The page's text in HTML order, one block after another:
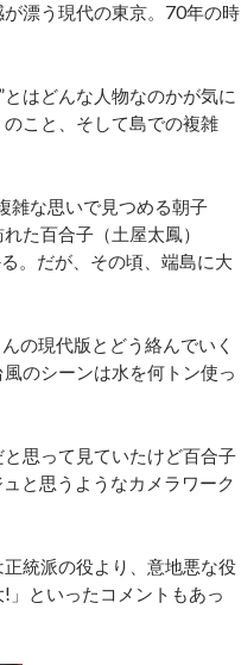
漂う現代の東京。70年の時
はどんな人物なのかが気に
こと、そして島での複雑
雑な思いで見つめる朝子
た百合子（土屋太鳳）
。だが、その頃、端島に大
の現代版とどう絡んでいく
のシーンは水を何トン使っ
思って見ていたけど百合子
と思うようなカメラワーク
統派の役より、意地悪な役
」といったコメントもあっ